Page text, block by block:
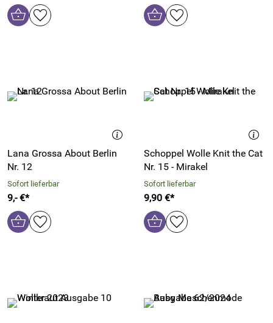
Lana Grossa About Berlin
Nr. 12
Sofort lieferbar
9,- €*
Schoppel Wolle Knit the Cat
Nr. 15 - Mirakel
Sofort lieferbar
9,90 €*